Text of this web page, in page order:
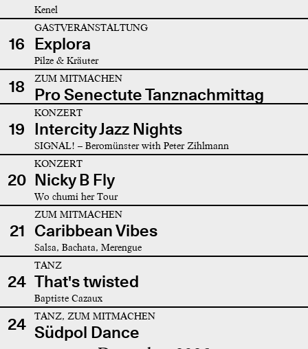
Kenel
16
GASTVERANSTALTUNG
Explora
Pilze & Kräuter
18 ZUM MITMACHEN
Pro Senectute Tanznachmittag
19
KONZERT
Intercity Jazz Nights
SIGNAL! – Beromünster with Peter Zihlmann
20
KONZERT
Nicky B Fly
Wo chumi her Tour
21
ZUM MITMACHEN
Caribbean Vibes
Salsa, Bachata, Merengue
24
TANZ
That's twisted
Baptiste Cazaux
24 TANZ, ZUM MITMACHEN
Südpol Dance